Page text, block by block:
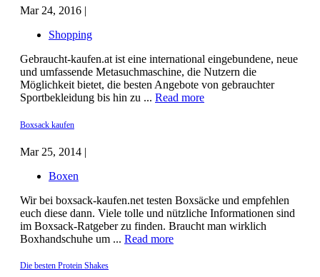
Mar 24, 2016 |
Shopping
Gebraucht-kaufen.at ist eine international eingebundene, neue
und umfassende Metasuchmaschine, die Nutzern die
Möglichkeit bietet, die besten Angebote von gebrauchter
Sportbekleidung bis hin zu ... Read more
Boxsack kaufen
Mar 25, 2014 |
Boxen
Wir bei boxsack-kaufen.net testen Boxsäcke und empfehlen
euch diese dann. Viele tolle und nützliche Informationen sind
im Boxsack-Ratgeber zu finden. Braucht man wirklich
Boxhandschuhe um ... Read more
Die besten Protein Shakes